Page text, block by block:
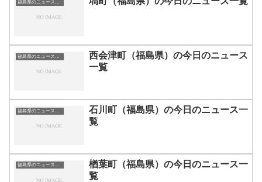
西会津町（福島県）の今日のニュース
一覧
石川町（福島県）の今日のニュース一
覧
福島県のニュース一覧
楢葉町（福島県）の今日のニュース一
覧